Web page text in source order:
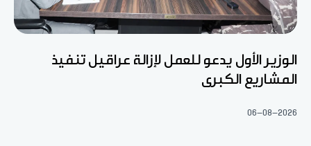
الوزير الأول يدعو للعمل لإزالة عراقيل تنفيذ
المشاريع الكبرى
06-08-2026